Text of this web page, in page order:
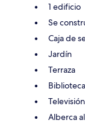
1 edificio
Se
Caja de
Jardín
Terraza
Biblioteca
Alberca